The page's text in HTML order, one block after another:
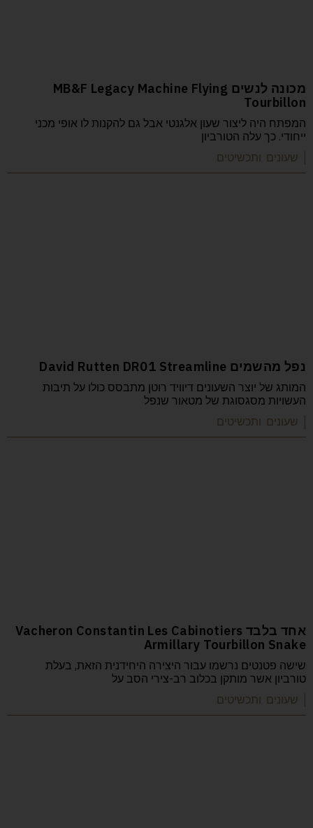
מכונה לנשים MB&F Legacy Machine Flying
Tourbillon
המפתח היה ליצור שעון אלגנטי אבל גם להקנות לו אופי מכני
ייחודי. כך עלה הטורביון
| שעונים ותכשיטים
נפל מהשמים David Rutten DR01 Streamline
המותג של יוצר השעונים דיוויד רוטן מתבסס כולו על תיבות
העשויות מסגסוגת של מטאור שנפל
| שעונים ותכשיטים
אחד בלבד Vacheron Constantin Les Cabinotiers
Armillary Tourbillon Snake
שישה פטנטים נרשמו עבור היצירה היחידנית הזאת, בעלת
טורביון אשר מותקן בכלוב רב-צירי הסב על
| שעונים ותכשיטים